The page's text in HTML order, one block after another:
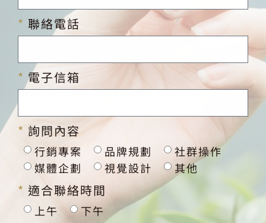
聯絡電話
電子信箱
詢問內容
行銷專案 品牌規劃
社群操作
媒體企劃
視覺設計 其他
適合聯絡時間
上午 下午